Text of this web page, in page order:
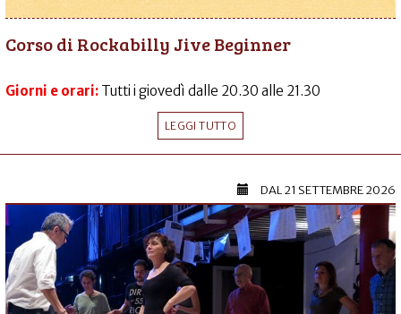
Corso di Rockabilly Jive Beginner
Giorni e orari: Tutti i giovedì dalle 20.30 alle 21.30
LEGGI TUTTO
DAL21 SETTEMBRE 2026